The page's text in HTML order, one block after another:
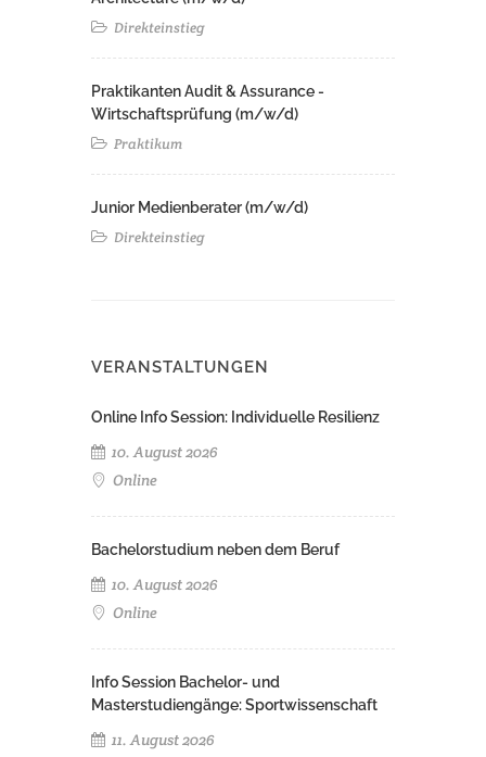
Direkteinstieg
Praktikanten Audit & Assurance -
Wirtschaftsprüfung (m/w/d)
Praktikum
Junior Medienberater (m/w/d)
Direkteinstieg
VERANSTALTUNGEN
Online Info Session: Individuelle Resilienz
10. August 2026
Online
Bachelorstudium neben dem Beruf
10. August 2026
Online
Info Session Bachelor- und
Masterstudiengänge: Sportwissenschaft
11. August 2026